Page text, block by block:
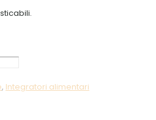
, Integratori alimentari